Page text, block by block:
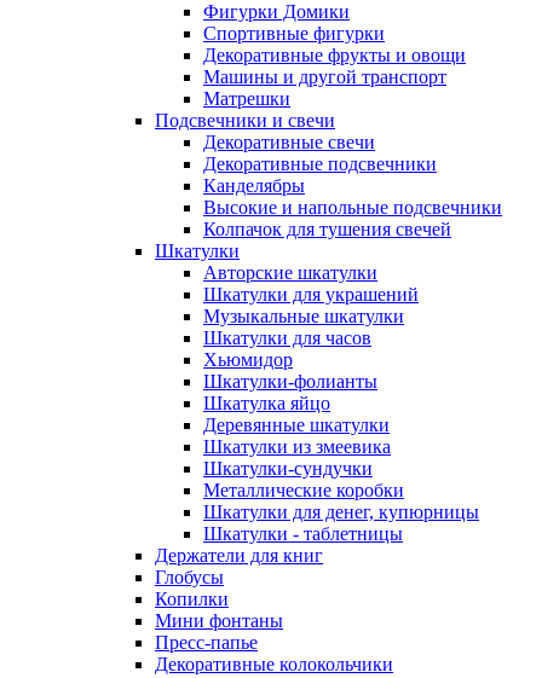
Фигурки Домики
Спортивные фигурки
Декоративные фрукты и овощи
Машины и другой транспорт
Матрешки
Подсвечники и свечи
Декоративные свечи
Декоративные подсвечники
Канделябры
Высокие и напольные подсвечники
Колпачок для тушения свечей
Шкатулки
Авторские шкатулки
Шкатулки для украшений
Музыкальные шкатулки
Шкатулки для часов
Хьюмидор
Шкатулки-фолианты
Шкатулка яйцо
Деревянные шкатулки
Шкатулки из змеевика
Шкатулки-сундучки
Металлические коробки
Шкатулки для денег, купюрницы
Шкатулки - таблетницы
Держатели для книг
Глобусы
Копилки
Мини фонтаны
Пресс-папье
Декоративные колокольчики